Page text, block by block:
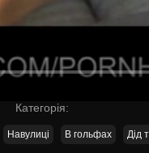
Категорія:
Навулиці В гольфах Дід